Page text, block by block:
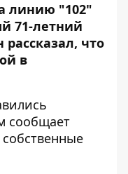
линию "102"
71-летний
что
в
сообщает